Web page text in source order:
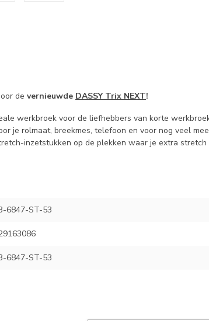
de vernieuwde DASSY Trix NEXT!
werkbroek voor de liefhebbers van korte
je rolmaat, breekmes, telefoon en voor nog veel
inzetstukken op de plekken waar je extra stretch
6847-ST-53
6847-ST-53